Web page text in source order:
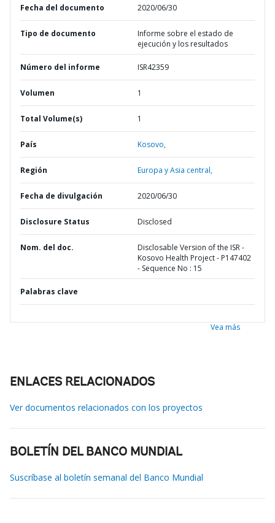
Fecha del documento 2020/06/30
Tipo de documento
Informe sobre el estado de
ejecución y los resultados
Número del informe ISR42359
Volumen 1
Total Volume(s) 1
País Kosovo,
Región Europa y Asia central,
Fecha de divulgación 2020/06/30
Disclosure Status Disclosed
Nom. del doc.
Disclosable Version of the ISR -
Kosovo Health Project - P147402
- Sequence No : 15
Palabras clave
Vea más
ENLACES RELACIONADOS
Ver documentos relacionados con los proyectos
BOLETÍN DEL BANCO MUNDIAL
Suscríbase al boletín semanal del Banco Mundial